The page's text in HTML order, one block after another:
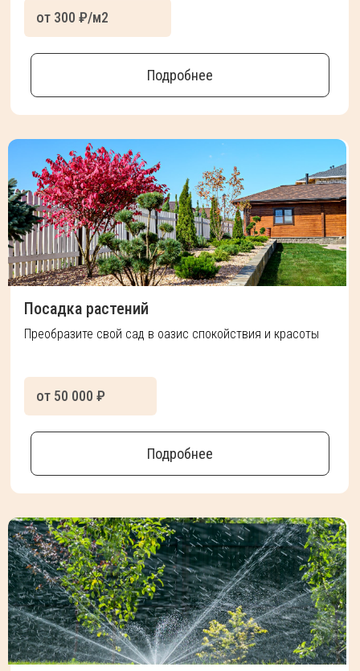
Подробнее
Посадка растений
Преобразите свой сад в оазис спокойствия и красоты
от 50 000 ₽
Подробнее
от 300 ₽/м2